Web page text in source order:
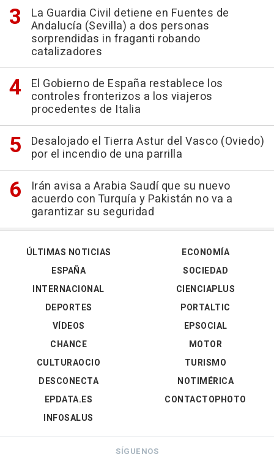
La Guardia Civil detiene en Fuentes de
Andalucía (Sevilla) a dos personas
sorprendidas in fraganti robando
catalizadores
El Gobierno de España restablece los
controles fronterizos a los viajeros
procedentes de Italia
Desalojado el Tierra Astur del Vasco (Oviedo)
por el incendio de una parrilla
Irán avisa a Arabia Saudí que su nuevo
acuerdo con Turquía y Pakistán no va a
garantizar su seguridad
ÚLTIMAS NOTICIAS
ESPAÑA
INTERNACIONAL
DEPORTES
VÍDEOS
ECONOMÍA
SOCIEDAD
CIENCIAPLUS
PORTALTIC
EPSOCIAL
CHANCE
CULTURAOCIO
DESCONECTA
EPDATA.ES
INFOSALUS
MOTOR
TURISMO
NOTIMÉRICA
CONTACTOPHOTO
SÍGUENOS